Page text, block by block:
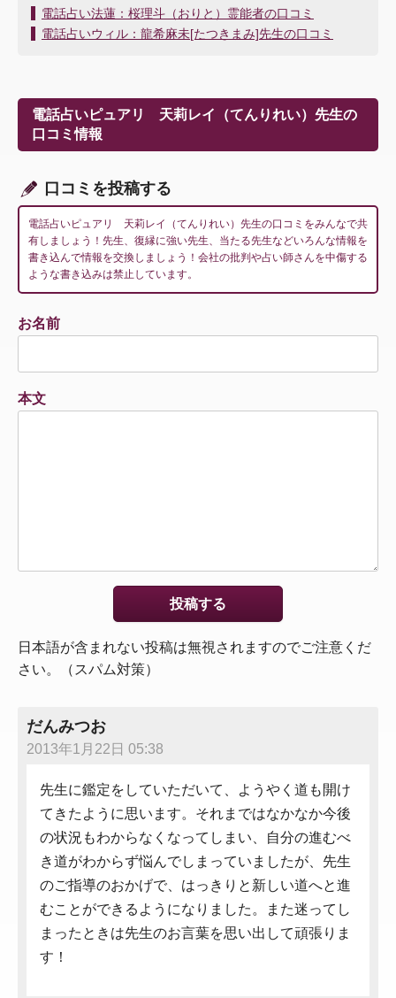
投
稿
ー
シ
ョ
電話占い法蓮：桜理斗（おりと）霊能者の口コミ
電話占いウィル：龍希麻未[たつきまみ]先生の口コミ
電話占いピュアリ 天莉レイ（てんりれい）先生の
口コミ情報
口コミを投稿する
電話占いピュアリ 天莉レイ（てんりれい）先生の口コミをみんなで共
有しましょう！先生、復縁に強い先生、当たる先生などいろんな情報を
書き込んで情報を交換しましょう！会社の批判や占い師さんを中傷する
ような書き込みは禁止しています。
お名前
本文
日本語が含まれない投稿は無視されますのでご注意くだ
さい。（スパム対策）
だんみつお
2013年1月22日 05:38
先生に鑑定をしていただいて、ようやく道も開け
てきたように思います。それまではなかなか今後
の状況もわからなくなってしまい、自分の進むべ
き道がわからず悩んでしまっていましたが、先生
のご指導のおかげで、はっきりと新しい道へと進
むことができるようになりました。また迷ってし
まったときは先生のお言葉を思い出して頑張りま
す！